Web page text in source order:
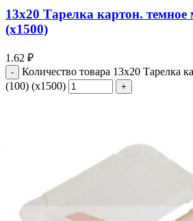
13х20 Тарелка картон. темное
(х1500)
1.62 ₽
Количество товара 13х20 Тарелка
(100) (х1500)